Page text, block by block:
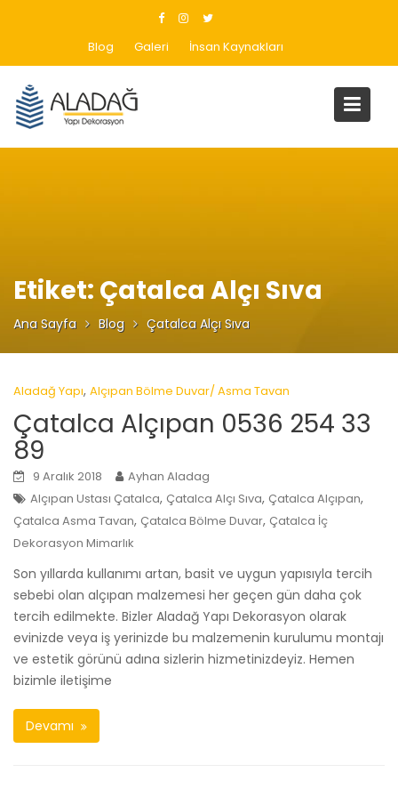
Blog Galeri İnsan Kaynakları
Etiket: Çatalca Alçı Sıva
Ana Sayfa Blog Çatalca Alçı Sıva
Aladağ Yapı, Alçıpan Bölme Duvar/ Asma Tavan
Çatalca Alçıpan 0536 254 33
89
9 Aralık 2018
Ayhan Aladag
Alçıpan Ustası Çatalca, Çatalca Alçı Sıva, Çatalca Alçıpan,
Çatalca Asma Tavan, Çatalca Bölme Duvar, Çatalca İç
Dekorasyon Mimarlık
Son yıllarda kullanımı artan, basit ve uygun yapısıyla tercih
sebebi olan alçıpan malzemesi her geçen gün daha çok
tercih edilmekte. Bizler Aladağ Yapı Dekorasyon olarak
evinizde veya iş yerinizde bu malzemenin kurulumu montajı
ve estetik görünü adına sizlerin hizmetinizdeyiz. Hemen
bizimle iletişime
Devamı